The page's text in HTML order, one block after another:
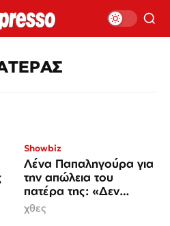
Showbiz
Λένα Παπαληγούρα για
την απώλεια του
πατέρα της: «Δεν
υπάρχει μέρα που να
μην τον σκεφτώ»
χθες